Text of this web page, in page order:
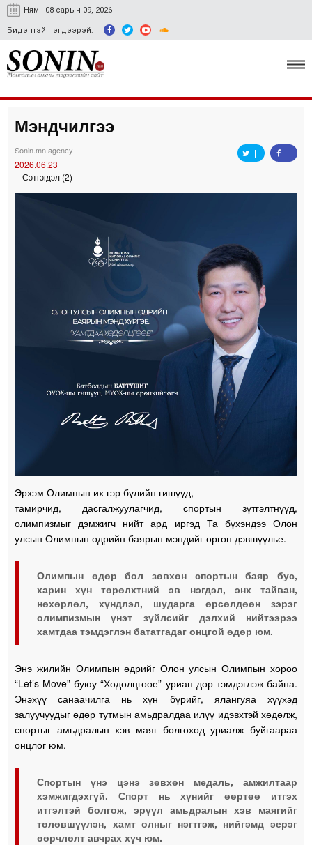
Ням - 08 сарын 09, 2026
Бидэнтэй нэгдээрэй:
Улс төр, эдийн засаг
Easy news
Мэндчилгээ
Sonin.mn agency
2026.06.23
Сэтгэгдэл (2)
Эрхэм Олимпын их гэр бүлийн гишүүд,
тамирчид, дасгалжуулагчид, спортын зүтгэлтнүүд,
олимпизмыг дэмжигч нийт ард иргэд Та бүхэндээ Олон
улсын Олимпын өдрийн баярын мэндийг өргөн дэвшүүлье.
Олимпын өдөр бол зөвхөн спортын баяр бус,
харин хүн төрөлхтний эв нэгдэл, энх тайван,
нөхөрлөл, хүндлэл, шударга өрсөлдөөн зэрэг
олимпизмын үнэт зүйлсийг дэлхий нийтээрээ
хамтдаа тэмдэглэн бататгадаг онцгой өдөр юм.
Энэ жилийн Олимпын өдрийг Олон улсын Олимпын хороо
“Let’s Move” буюу “Хөдөлцгөөе” уриан дор тэмдэглэж байна.
Энэхүү санаачилга нь хүн бүрийг, ялангуяа хүүхэд
залуучуудыг өдөр тутмын амьдралдаа илүү идэвхтэй хөдөлж,
спортыг амьдралын хэв маяг болгоход уриалж буйгаараа
онцлог юм.
Спортын үнэ цэнэ зөвхөн медаль, амжилтаар
хэмжигдэхгүй. Спорт нь хүнийг өөртөө итгэх
итгэлтэй болгож, эрүүл амьдралын хэв маягийг
төлөвшүүлэн, хамт олныг нэгтгэж, нийгэмд эерэг
өөрчлөлт авчрах хүч юм.